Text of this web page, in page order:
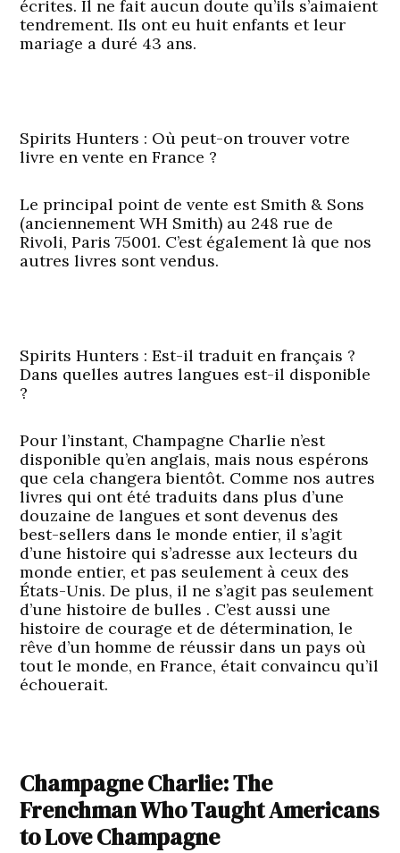
écrites. Il ne fait aucun doute qu’ils s’aimaient
tendrement. Ils ont eu huit enfants et leur
mariage a duré 43 ans.
Spirits Hunters : Où peut-on trouver votre
livre en vente en France ?
Le principal point de vente est Smith & Sons
(anciennement WH Smith) au 248 rue de
Rivoli, Paris 75001. C’est également là que nos
autres livres sont vendus.
Spirits Hunters : Est-il traduit en français ?
Dans quelles autres langues est-il disponible
?
Pour l’instant, Champagne Charlie n’est
disponible qu’en anglais, mais nous espérons
que cela changera bientôt. Comme nos autres
livres qui ont été traduits dans plus d’une
douzaine de langues et sont devenus des
best-sellers dans le monde entier, il s’agit
d’une histoire qui s’adresse aux lecteurs du
monde entier, et pas seulement à ceux des
États-Unis. De plus, il ne s’agit pas seulement
d’une histoire de bulles . C’est aussi une
histoire de courage et de détermination, le
rêve d’un homme de réussir dans un pays où
tout le monde, en France, était convaincu qu’il
échouerait.
Champagne Charlie: The
Frenchman Who Taught Americans
to Love Champagne